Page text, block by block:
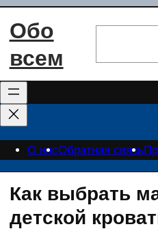
Перейти
Обо
всем
О насОбратная связь
Как выбрать
детской